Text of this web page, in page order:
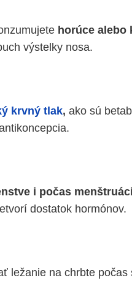
horúce alebo
výstelky nosa.
krvný tlak, ako sú
i počas
dostatok hormónov.
ležanie na chrbte počas